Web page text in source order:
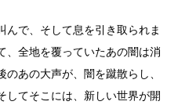
で、そして息を引き取られま
、全地を覆っていたあの闇は消
あの大声が、闇を蹴散らし、
してそこには、新しい世界が開